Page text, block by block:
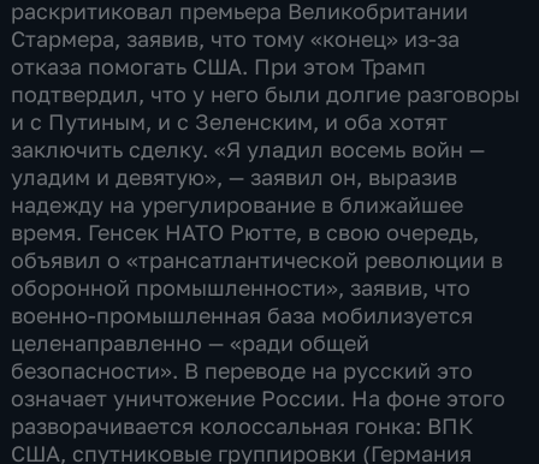
раскритиковал премьера Великобритании
Стармера, заявив, что тому «конец» из-за
отказа помогать США. При этом Трамп
подтвердил, что у него были долгие разговоры
и с Путиным, и с Зеленским, и оба хотят
заключить сделку. «Я уладил восемь войн —
уладим и девятую», — заявил он, выразив
надежду на урегулирование в ближайшее
время. Генсек НАТО Рютте, в свою очередь,
объявил о «трансатлантической революции в
оборонной промышленности», заявив, что
военно-промышленная база мобилизуется
целенаправленно — «ради общей
безопасности». В переводе на русский это
означает уничтожение России. На фоне этого
разворачивается колоссальная гонка: ВПК
США, спутниковые группировки (Германия